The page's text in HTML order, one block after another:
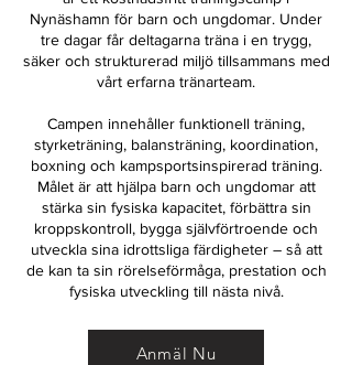
Nynäshamn för barn och ungdomar. Under
tre dagar får deltagarna träna i en trygg,
säker och strukturerad miljö tillsammans med
vårt erfarna tränarteam.
Campen innehåller funktionell träning,
styrketräning, balansträning, koordination,
boxning och kampsportsinspirerad träning.
Målet är att hjälpa barn och ungdomar att
stärka sin fysiska kapacitet, förbättra sin
kroppskontroll, bygga självförtroende och
utveckla sina idrottsliga färdigheter – så att
de kan ta sin rörelseförmåga, prestation och
fysiska utveckling till nästa nivå.
Anmäl Nu